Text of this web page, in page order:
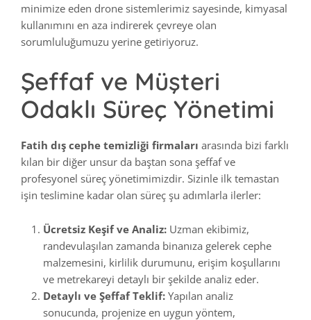
minimize eden drone sistemlerimiz sayesinde, kimyasal
kullanımını en aza indirerek çevreye olan
sorumluluğumuzu yerine getiriyoruz.
Şeffaf ve Müşteri
Odaklı Süreç Yönetimi
Fatih dış cephe temizliği firmaları arasında bizi farklı
kılan bir diğer unsur da baştan sona şeffaf ve
profesyonel süreç yönetimimizdir. Sizinle ilk temastan
işin teslimine kadar olan süreç şu adımlarla ilerler:
Ücretsiz Keşif ve Analiz: Uzman ekibimiz,
randevulaşılan zamanda binanıza gelerek cephe
malzemesini, kirlilik durumunu, erişim koşullarını
ve metrekareyi detaylı bir şekilde analiz eder.
Detaylı ve Şeffaf Teklif: Yapılan analiz
sonucunda, projenize en uygun yöntem,